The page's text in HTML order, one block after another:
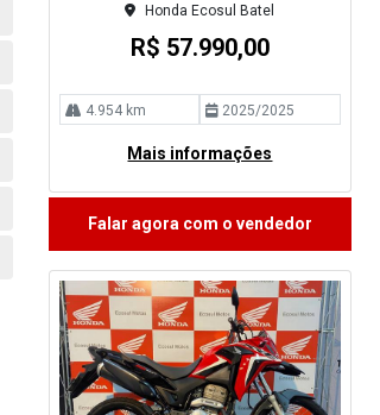
Honda Ecosul Batel
R$ 57.990,00
4.954 km 2025/2025
Mais informações
Falar agora com o vendedor